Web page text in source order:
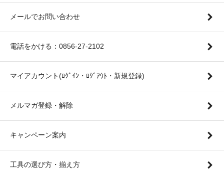
メールでお問い合わせ
電話をかける：0856-27-2102
マイアカウント(ﾛｸﾞｲﾝ・ﾛｸﾞｱｳﾄ・新規登録)
メルマガ登録・解除
キャンペーン案内
工具の選び方・揃え方